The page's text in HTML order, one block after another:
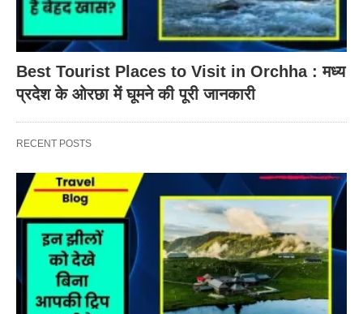
Best Tourist Places to Visit in Orchha : मध्य
प्रदेश के ओरछा में घूमने की पूरी जानकारी
RECENT POSTS